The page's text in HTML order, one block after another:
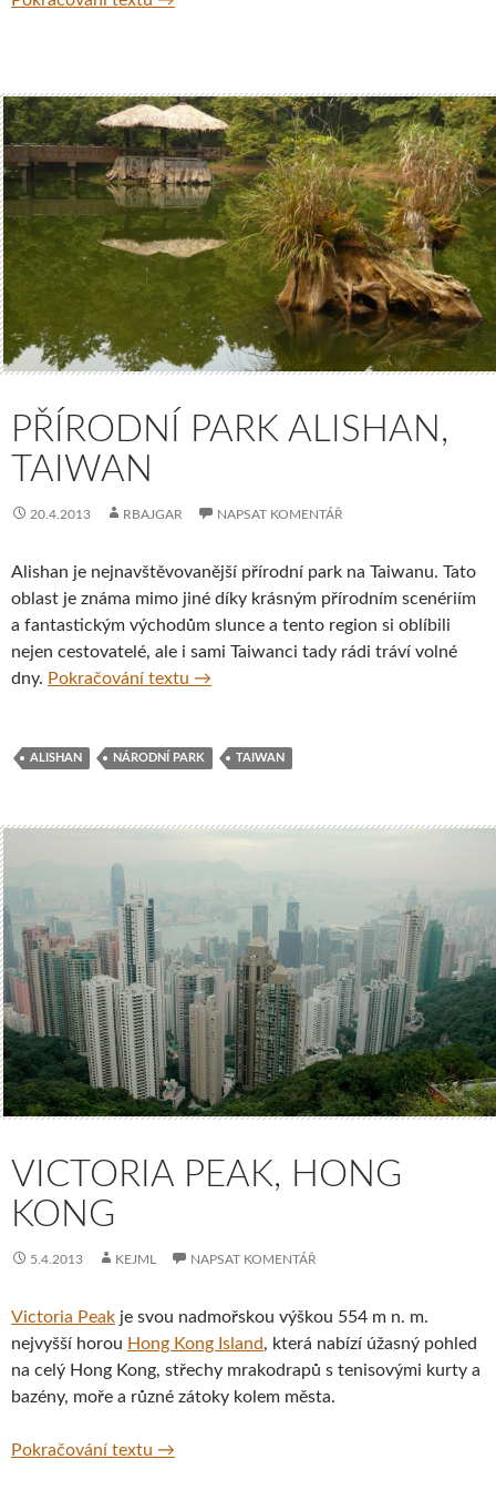
PŘÍRODNÍ PARK ALISHAN,
TAIWAN
20.4.2013 RBAJGAR NAPSAT KOMENTÁŘ
Alishan je nejnavštěvovanější přírodní park na Taiwanu. Tato
oblast je známa mimo jiné díky krásným přírodním scenériím
a fantastickým východům slunce a tento region si oblíbili
nejen cestovatelé, ale i sami Taiwanci tady rádi tráví volné
dny. Pokračování textu Přírodní park Alishan, Taiwan
→
ALISHAN NÁRODNÍ PARK TAIWAN
VICTORIA PEAK, HONG
KONG
5.4.2013 KEJML NAPSAT KOMENTÁŘ
Victoria Peak je svou nadmořskou výškou 554 m n. m.
nejvyšší horou Hong Kong Island, která nabízí úžasný pohled
na celý Hong Kong, střechy mrakodrapů s tenisovými kurty a
bazény, moře a různé zátoky kolem města.
Pokračování textu Victoria Peak, Hong Kong
→